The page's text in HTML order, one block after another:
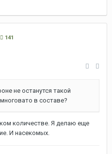
141
не останутся такой
в составе?
количестве. Я делаю еще
И насекомых.